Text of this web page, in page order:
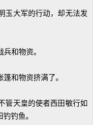
玉大军的行动，却无法发
和物资。
和物资挤满了。
管天皇的使者西田敏行如
钓鱼。